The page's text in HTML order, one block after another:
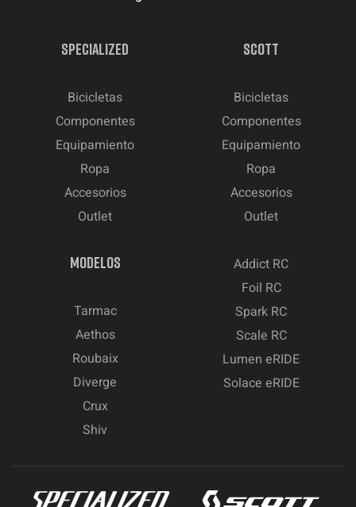
SPECIALIZED
Bicicletas
Componentes
Equipamiento
Ropa
Accesorios
Outlet
SCOTT
Bicicletas
Componentes
Equipamiento
Ropa
Accesorios
Outlet
MODELOS
Tarmac
Aethos
Roubaix
Diverge
Crux
Shiv
Addict RC
Foil RC
Spark RC
Scale RC
Lumen eRIDE
Solace eRIDE